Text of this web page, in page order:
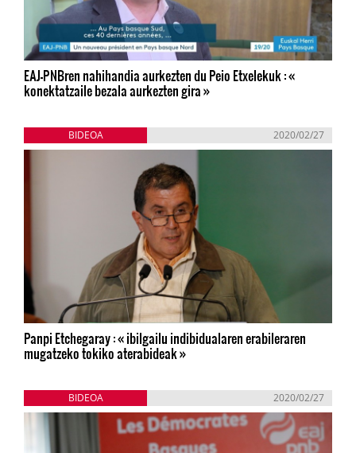
EAJ-PNBren nahihandia aurkezten du Peio Etxelekuk : «
konektatzaile bezala aurkezten gira »
BIDEOA 2020/02/27
Panpi Etchegaray : « ibilgailu indibidualaren erabileraren
mugatzeko tokiko aterabideak »
BIDEOA 2020/02/27